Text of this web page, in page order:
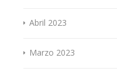
Abril 2023
Marzo 2023